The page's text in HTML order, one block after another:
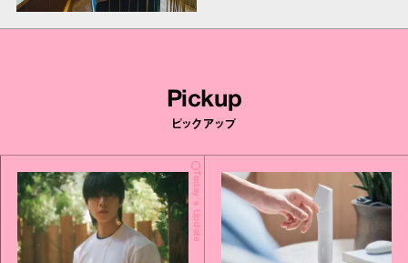
Pickup
ピックアップ
Today's Update